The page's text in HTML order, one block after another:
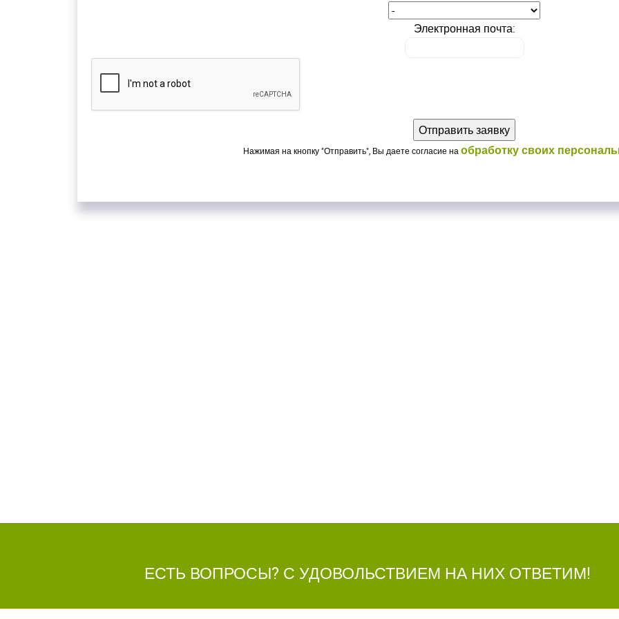
Электронная почта:
Нажимая на кнопку "Отправить", Вы даете согласие на обработку своих
ЕСТЬ ВОПРОСЫ? С УДОВОЛЬСТВИЕМ НА НИХ ОТВЕТИМ!